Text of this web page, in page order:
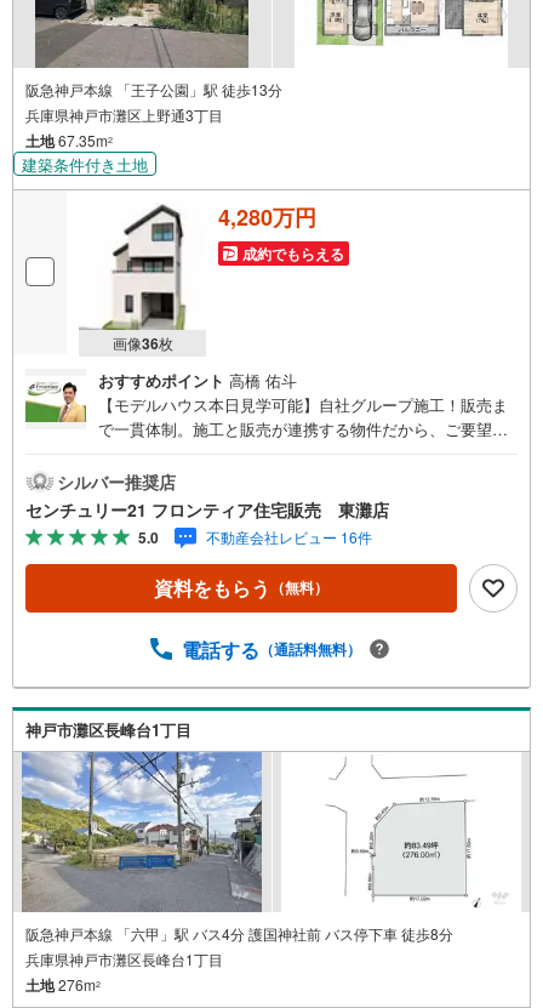
阪急神戸本線 「王子公園」駅 徒歩13分
兵庫県神戸市灘区上野通3丁目
土地67.35m2
建築条件付き土地
画像36枚
4,280万円
成約でもらえる
おすすめポイント 高橋 佑斗
【モデルハウス本日見学可能】自社グループ施工！販売ま
で一貫体制。施工と販売が連携する物件だから、ご要望に
ない家づくり。～自社ブランド物件:建売価格で「理想」を
諦めない住まい～■なぜ建売価格で「理想」が叶うのか？
施工から販売までグループ内で完結させることで中間コス
トを徹底カット。その分を「広さ」と「性能」に還元しま
した■「お金の理想」も諦めない。専属FPによる無料相談
・家計の「見える化」で安心を 教育費や老後資金など将来
ます。 ・プロならではのアドバイス 「最適な銀行は？」
大活用まで、家計を守る具体的なプランをご提案「自分ら
しい家」と「安心できる将来」どちらもフロンティアで叶
えませんか？当日の現地見学・FP相談も受付中です
シルバー推奨店
センチュリー21 フロンティア住宅販売 東灘店
5.0 不動産会社レビュー 16件
資料をもらう （無料）
電話する （通話料無料）
神戸市灘区長峰台1丁目
阪急神戸本線 「六甲」駅 バス4分 護国神社前 バス停下車 徒歩8分
兵庫県神戸市灘区長峰台1丁目
土地276m2